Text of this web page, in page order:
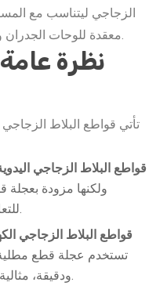
الزجاجي ليتناسب مع
معقدة للوحات الجدران وغيرها من أعمال البلاط المفصلة.
تأتي قواطع البلاط
قواطع البلاط الزجاجي
ولكنها مزودة
للتعامل مع الطبيعة الهشة للزجاج.
قواطع البلاط الزجاجي
تستخدم عجلة قطع
ودقيقة، مثالية للمشاريع الكبيرة أو المتكررة.